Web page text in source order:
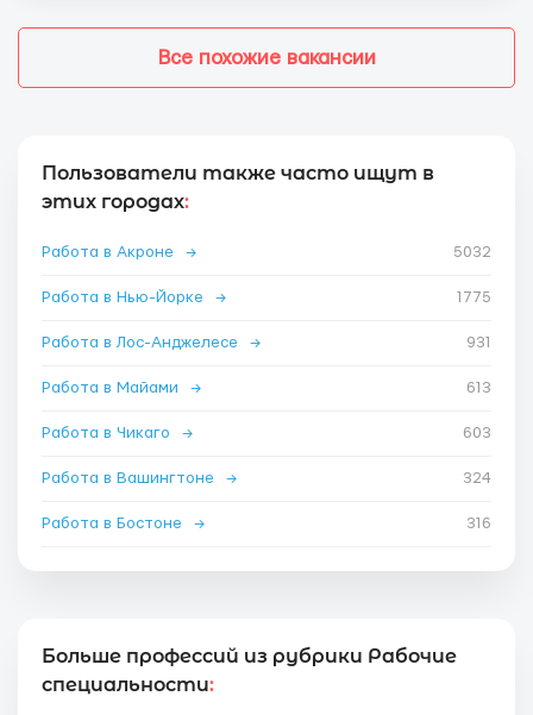
Все похожие вакансии
Пользователи также часто ищут в
этих городах:
Работа в Акроне → 5032
Работа в Нью-Йорке → 1775
Работа в Лос-Анджелесе → 931
Работа в Майами → 613
Работа в Чикаго → 603
Работа в Вашингтоне → 324
Работа в Бостоне → 316
Больше профессий из рубрики Рабочие
специальности: